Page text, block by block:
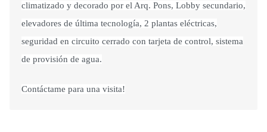
climatizado y decorado por el Arq. Pons, Lobby secundario,
elevadores de última tecnología, 2 plantas eléctricas,
seguridad en circuito cerrado con tarjeta de control, sistema
de provisión de agua.
Contáctame para una visita!